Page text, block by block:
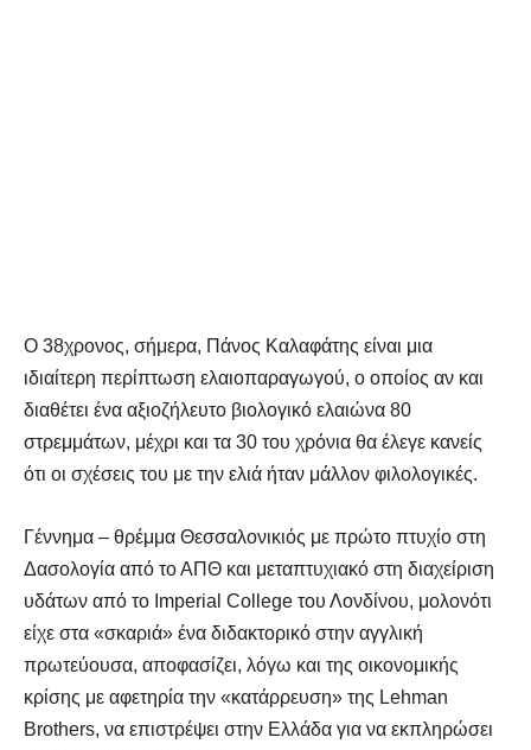
Ο 38χρονος, σήμερα, Πάνος Καλαφάτης είναι μια
ιδιαίτερη περίπτωση ελαιοπαραγωγού, ο οποίος αν και
διαθέτει ένα αξιοζήλευτο βιολογικό ελαιώνα 80
στρεμμάτων, μέχρι και τα 30 του χρόνια θα έλεγε κανείς
ότι οι σχέσεις του με την ελιά ήταν μάλλον φιλολογικές.
Γέννημα – θρέμμα Θεσσαλονικιός με πρώτο πτυχίο στη
Δασολογία από το ΑΠΘ και μεταπτυχιακό στη διαχείριση
υδάτων από το Imperial College του Λονδίνου, μολονότι
είχε στα «σκαριά» ένα διδακτορικό στην αγγλική
πρωτεύουσα, αποφασίζει, λόγω και της οικονομικής
κρίσης με αφετηρία την «κατάρρευση» της Lehman
Brothers, να επιστρέψει στην Ελλάδα για να εκπληρώσει